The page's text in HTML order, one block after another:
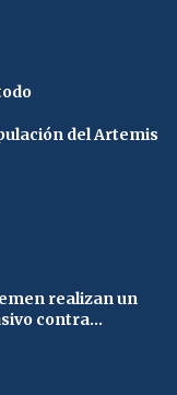
del Artemis
realizan un
contra...